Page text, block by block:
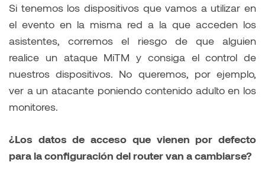
Si tenemos los dispositivos que vamos a utilizar en
el evento en la misma red a la que acceden los
asistentes, corremos el riesgo de que alguien
realice un ataque MiTM y consiga el control de
nuestros dispositivos. No queremos, por ejemplo,
ver a un atacante poniendo contenido adulto en los
monitores.
¿Los datos de acceso que vienen por defecto
para la configuración del router van a cambiarse?